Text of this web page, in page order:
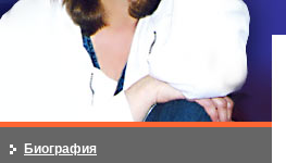
Биография